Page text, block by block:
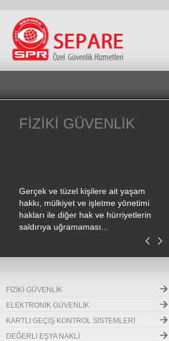
FİZİKİ GÜVENLİK
Gerçek ve tüzel kişilere ait yaşam
hakkı, mülkiyet ve işletme yönetimi
hakları ile diğer hak ve hürriyetlerin
saldırıya uğramaması...
FİZİKİ GÜVENLİK
ELEKTRONİK GÜVENLİK
KARTLI GEÇİŞ KONTROL SİSTEMLERİ
DEĞERLİ EŞYA NAKLİ